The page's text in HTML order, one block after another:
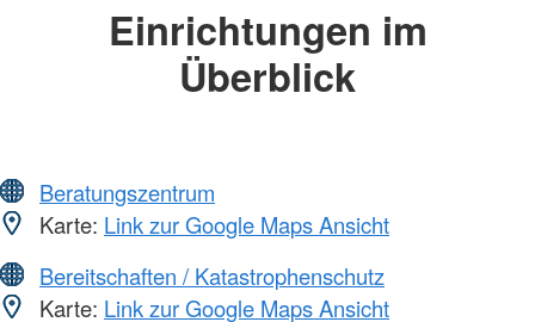
Einrichtungen im
Überblick
Beratungszentrum
Karte: Link zur Google Maps Ansicht
Bereitschaften / Katastrophenschutz
Karte: Link zur Google Maps Ansicht